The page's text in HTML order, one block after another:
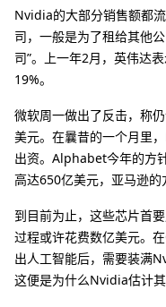
Nvidia的大部分销售额都
司，一般是为了租给其他
司”。上一年2月，英伟达
19%。
微软周一做出了反击，称
美元。在曩昔的一个月里
出资。Alphabet今年的方
高达650亿美元，亚马逊的
到目前为止，这些芯片首
过程或许花费数亿美元。
出人工智能后，需要装满
这便是为什么Nvidia估计其